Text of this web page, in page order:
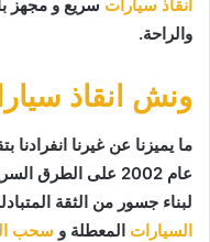
انقاذ سيارات سريع و مجهز
والراحة.
ونش انقاذ
ما يميزنا عن غيرنا انفرادنا
عام 2002 على
لبناء جسور من الثقة
السيارات المعطلة و سحب